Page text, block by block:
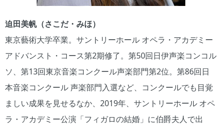
迫田美帆（さこだ・みほ）
東京藝術大学卒業。サントリーホール オペラ・アカデミー
アドバンスト・コース第2期修了。第50回日伊声楽コンコル
ソ、第13回東京音楽コンクール声楽部門第2位。第86回日
本音楽コンクール 声楽部門入選など、コンクールでも目覚
ましい成果を見せるなか、2019年、サントリーホール オペ
ラ・アカデミー公演「フィガロの結婚」に伯爵夫人で出